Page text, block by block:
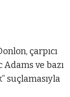
çarpıcı
ve bazı
suçlamasıyla